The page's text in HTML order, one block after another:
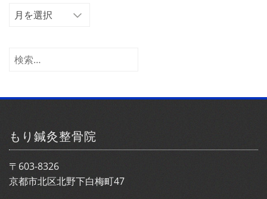
ア
イ
検
もり鍼灸整骨院
〒603-8326
京都市北区北野下白梅町47